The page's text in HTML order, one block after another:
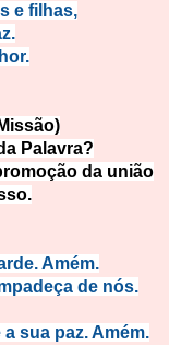
e filhas,
ão)
Palavra?
da união
Amém.
de nós.
sua paz. Amém.